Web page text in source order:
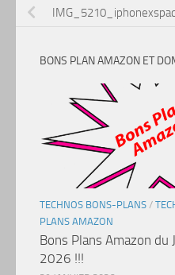
BONS PLAN AMAZON ET
TECHNOS BONS-PLANS /
PLANS AMAZON
Bons Plans Amazon du
2026 !!!